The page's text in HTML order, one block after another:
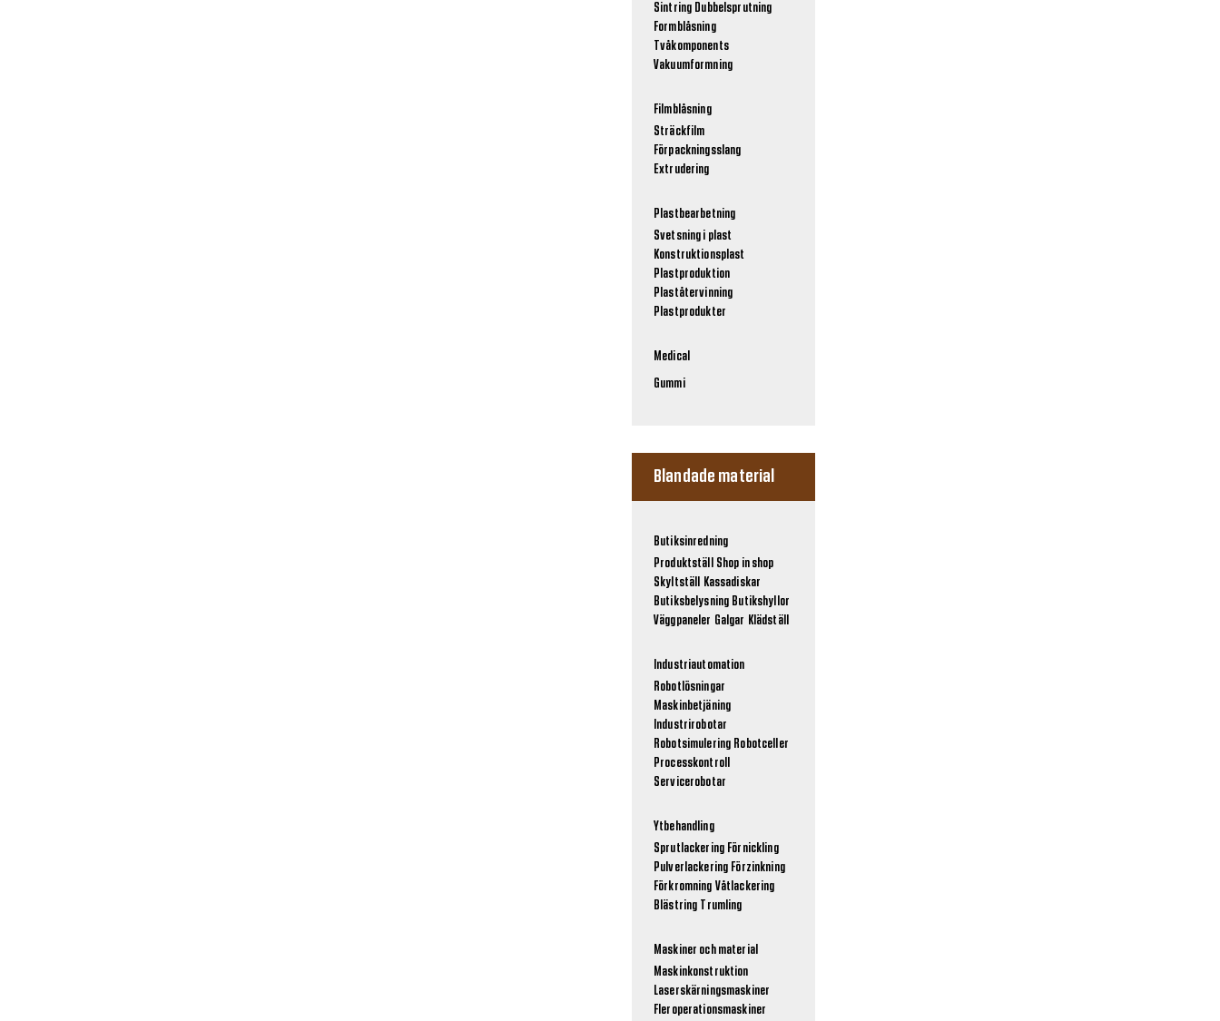
Sintring Dubbelsprutning
Formblåsning
Tvåkomponents
Vakuumformning
Filmblåsning
Sträckfilm
Förpackningsslang
Extrudering
Plastbearbetning
Svetsning i plast
Konstruktionsplast
Plastproduktion
Plaståtervinning
Plastprodukter
Medical
Gummi
Blandade material
Butiksinredning
Produktställ
Shop in shop
Skyltställ
Kassadiskar
Butiksbelysning Butikshyllor
Väggpaneler Galgar Klädställ
Industriautomation
Robotlösningar
Maskinbetjäning
Industrirobotar
Robotsimulering Robotceller
Processkontroll
Servicerobotar
Ytbehandling
Sprutlackering Förnickling
Pulverlackering Förzinkning
Förkromning Våtlackering
Blästring
Trumling
Maskiner och material
Maskinkonstruktion
Laserskärningsmaskiner
Fleroperationsmaskiner